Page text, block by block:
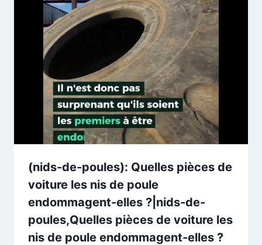
(nids-de-poules): Quelles pièces de
voiture les nis de poule
endommagent-elles ?|nids-de-
poules,Quelles pièces de voiture les
nis de poule endommagent-elles ?